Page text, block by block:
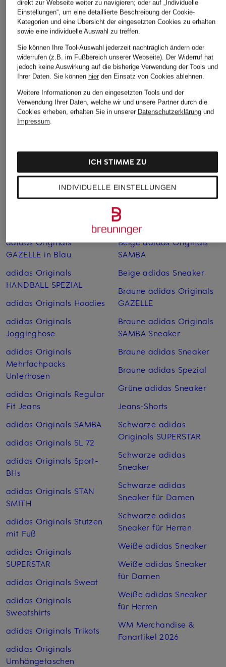
Trikots WM 2026
adidas Deutschland
adidas Italien Trikots WM
2026
adidas Kolumbien Trikots
WM 2026
adidas Mexiko Trikots
adidas Originals
adidas Originals
adidas Originals
GAZELLE in Blau
adidas Originals
HANDBALL SPEZIAL
adidas Originals Hoodies
adidas Originals
Jogginghose
adidas Originals
Mehrfachpacks
Unterhosen
adidas Originals Regular
Fit Jeans
adidas Originals SAMBA
adidas Originals SL 72
adidas Originals Sport-
BHs
adidas Originals STAN
SMITH
adidas Originals Stutzen
mit Fuß
adidas Originals
SUPERSTAR
adidas Originals Sweat
adidas Originals
Sweatshirts
adidas Originals Trikots
adidas Originals
Umhängetaschen
adidas Sneaker Herren
adidas Sneaker im SALE
adidas Spanien Trikots
WM 2026
Schwarz
adidas Tennisschuhe
Beige adidas Originals
CAMPUS
Beige adidas Originals
GAZELLE
Beige adidas Originals
Handball Spezial
Beige adidas Originals
SAMBA
Beige adidas Sneaker
Braune adidas Originals
GAZELLE
Braune adidas Originals
SAMBA Sneaker
Braune adidas Sneaker
Braune adidas Spezial
Grüne adidas Sneaker
Jeans-Shorts
Schwarze adidas
Originals SUPERSTAR
Schwarze adidas
Sneaker
Schwarze adidas
Sneaker für Damen
Schwarze adidas
Sneaker für Herren
Weiße adidas Sneaker
Weiße adidas Sneaker
für Damen
Weiße adidas Sneaker
für Herren
WM Merchandise &
Fanartikel 2026
direkt zur Webseite weiter zu navigieren; oder auf „Individuelle
Einstellungen“, um eine detaillierte Beschreibung der Cookie-
Kategorien und eine Übersicht der eingesetzten Cookies zu erhalten
sowie eine individuelle Auswahl zu treffen.
Sie können Ihre Tool-Auswahl jederzeit nachträglich ändern oder
widerrufen (z.B. im Fußbereich unserer Webseite). Der Widerruf hat
jedoch keine Auswirkung auf die bisherige Verwendung der Tools und
Ihrer Daten. Sie können hierden Einsatz von Cookies ablehnen.
Weitere Informationen zu den eingesetzten Tools und der
Verwendung Ihrer Daten, welche wir und unsere Partner durch die
Cookies erheben, erhalten Sie in unserer Datenschutzerklärungund
Impressum.
INDIVIDUELLE EINSTELLUNGEN
ICH STIMME ZU